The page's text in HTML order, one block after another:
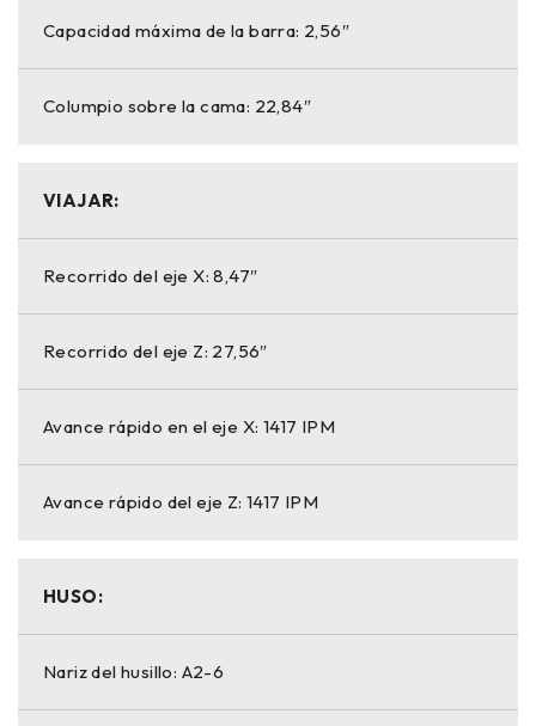
Capacidad máxima de la barra: 2,56″
Columpio sobre la cama: 22,84″
VIAJAR:
Recorrido del eje X: 8,47″
Recorrido del eje Z: 27,56″
Avance rápido en el eje X: 1417 IPM
Avance rápido del eje Z: 1417 IPM
HUSO:
Nariz del husillo: A2-6